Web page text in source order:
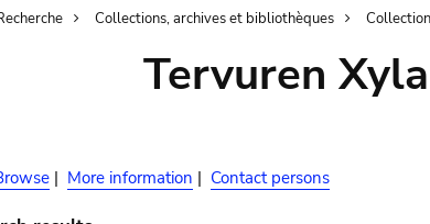
Collections, archives et bibliothèques
Tervuren
| More information | Contact persons